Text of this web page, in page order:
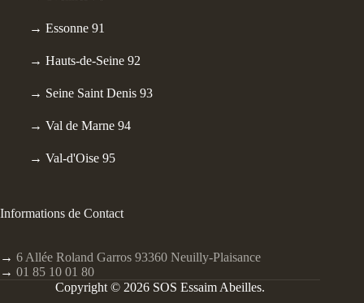
→ Essonne 91
→ Hauts-de-Seine 92
→ Seine Saint Denis 93
→ Val de Marne 94
→ Val-d'Oise 95
Informations de Contact
→ 6 Allée Roland Garros 93360 Neuilly-Plaisance
→ 01 85 10 01 80
Copyright © 2026 SOS Essaim Abeilles.